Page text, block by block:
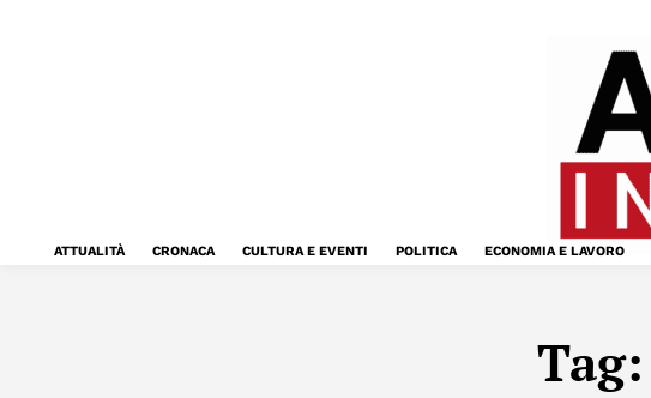
ATTUALITÀ CRONACA CULTURA E EVENTI POLITICA ECONOMIA E LAVORO
Tag: